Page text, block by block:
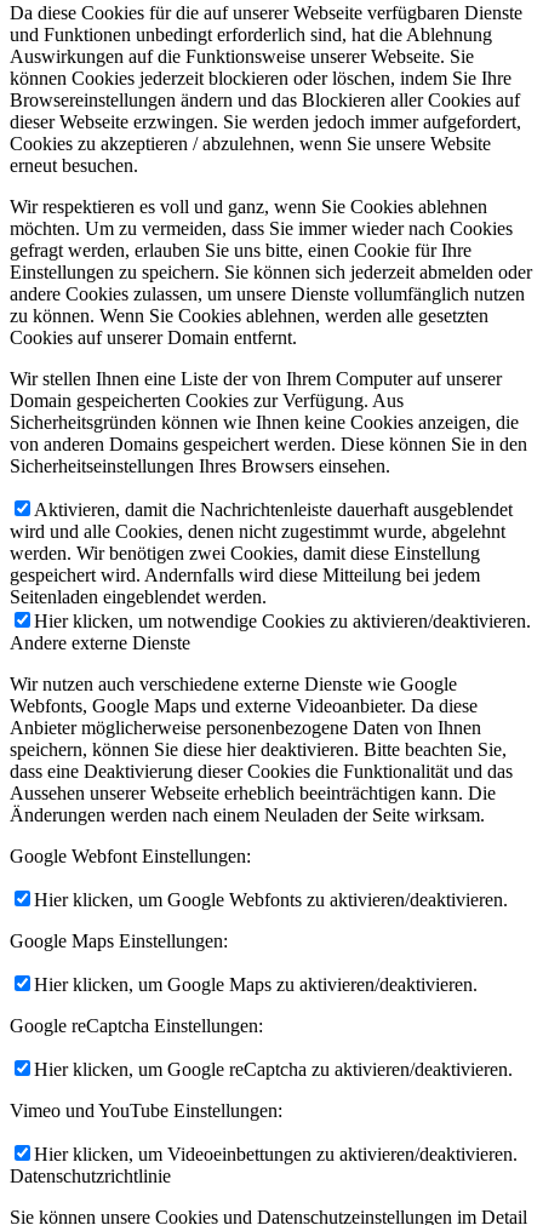
Da diese Cookies für die auf unserer Webseite verfügbaren Dienste
und Funktionen unbedingt erforderlich sind, hat die Ablehnung
Auswirkungen auf die Funktionsweise unserer Webseite. Sie
können Cookies jederzeit blockieren oder löschen, indem Sie Ihre
Browsereinstellungen ändern und das Blockieren aller Cookies auf
dieser Webseite erzwingen. Sie werden jedoch immer aufgefordert,
Cookies zu akzeptieren / abzulehnen, wenn Sie unsere Website
erneut besuchen.
Wir respektieren es voll und ganz, wenn Sie Cookies ablehnen
möchten. Um zu vermeiden, dass Sie immer wieder nach Cookies
gefragt werden, erlauben Sie uns bitte, einen Cookie für Ihre
Einstellungen zu speichern. Sie können sich jederzeit abmelden oder
andere Cookies zulassen, um unsere Dienste vollumfänglich nutzen
zu können. Wenn Sie Cookies ablehnen, werden alle gesetzten
Cookies auf unserer Domain entfernt.
Wir stellen Ihnen eine Liste der von Ihrem Computer auf unserer
Domain gespeicherten Cookies zur Verfügung. Aus
Sicherheitsgründen können wie Ihnen keine Cookies anzeigen, die
von anderen Domains gespeichert werden. Diese können Sie in den
Sicherheitseinstellungen Ihres Browsers einsehen.
Aktivieren, damit die Nachrichtenleiste dauerhaft ausgeblendet
wird und alle Cookies, denen nicht zugestimmt wurde, abgelehnt
werden. Wir benötigen zwei Cookies, damit diese Einstellung
gespeichert wird. Andernfalls wird diese Mitteilung bei jedem
Seitenladen eingeblendet werden.
Hier klicken, um notwendige Cookies zu aktivieren/deaktivieren.
Andere externe Dienste
Wir nutzen auch verschiedene externe Dienste wie Google
Webfonts, Google Maps und externe Videoanbieter. Da diese
Anbieter möglicherweise personenbezogene Daten von Ihnen
speichern, können Sie diese hier deaktivieren. Bitte beachten Sie,
dass eine Deaktivierung dieser Cookies die Funktionalität und das
Aussehen unserer Webseite erheblich beeinträchtigen kann. Die
Änderungen werden nach einem Neuladen der Seite wirksam.
Google Webfont Einstellungen:
Hier klicken, um Google Webfonts zu aktivieren/deaktivieren.
Google Maps Einstellungen:
Hier klicken, um Google Maps zu aktivieren/deaktivieren.
Google reCaptcha Einstellungen:
Hier klicken, um Google reCaptcha zu aktivieren/deaktivieren.
Vimeo und YouTube Einstellungen:
Hier klicken, um Videoeinbettungen zu aktivieren/deaktivieren.
Datenschutzrichtlinie
Sie können unsere Cookies und Datenschutzeinstellungen im Detail